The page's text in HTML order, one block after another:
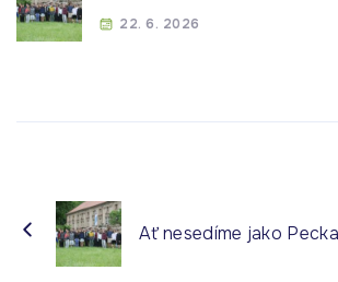
22. 6. 2026
Ať nesedíme jako Pecka